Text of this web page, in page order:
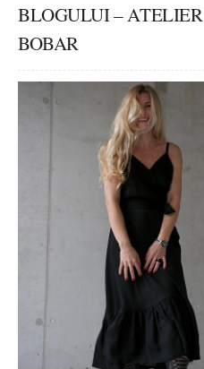
BLOGULUI – ATELIER
BOBAR